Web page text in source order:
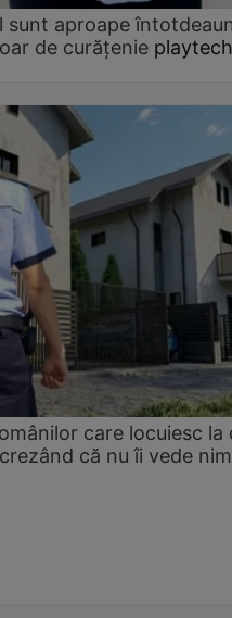
sunt aproape
de curățenie
care locuiesc la
că nu îi vede